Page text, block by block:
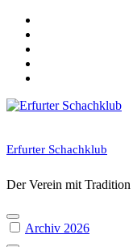
Skip
content
Erfurter Schachklub
Der Verein mit Tradition
Archiv 2026